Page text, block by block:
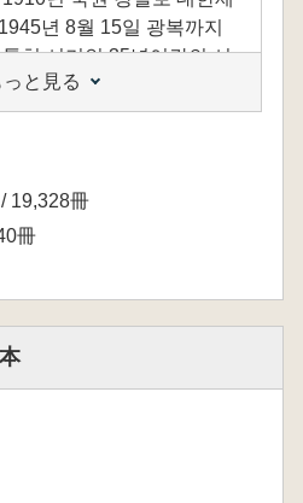
년 8월 15일 광복까지
치 시기인 35년여간의 시
사 용어 가운데 하나이다.
람이나 일본 사람, 미국 사
행된 문헌이나 논문, 지도,
지명을 목록화하고, 그 지
르는지, 오늘날은 어떻게
사전이다. 각 지명 표제어
로 한자와 일본어 가나
과 로마자로 쓴 것들도 있
나 표기, 로마자 표기로
주특별자치도 제주시 용담
っと見る
19,328冊
冊